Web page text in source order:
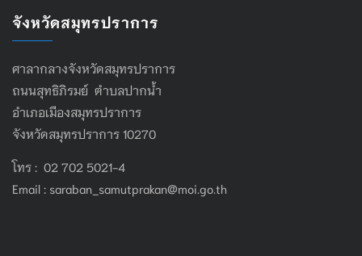
จังหวัดสมุทรปราการ
ศาลากลางจังหวัดสมุทรปราการ
ถนนสุทธิภิรมย์ ตำบลปากน้ำ
อำเภอเมืองสมุทรปราการ
จังหวัดสมุทรปราการ 10270
โทร : 02 702 5021-4
Email : saraban_samutprakan@moi.go.th